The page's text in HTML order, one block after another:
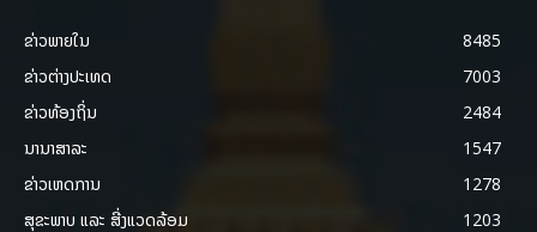
ຂ່າວພາຍ​ໃນ
8485
ຂ່າວຕ່າງປະເທດ
7003
ຂ່າວທ້ອງຖິ່ນ
2484
ນານາສາລະ
1547
ຂ່າວເຫດການ
1278
ສຸຂະພາບ ແລະ ສີ່ງແວດລ້ອມ
1203